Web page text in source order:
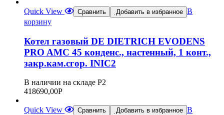
Quick View Сравнить Добавить в избранное В
корзину
Котел газовый DE DIETRICH EVODENS
PRO AMC 45 конденс., настенный, 1 конт.,
закр.кам.сгор. INIC2
В наличии на складе Р2
418690,00Р
Quick View Сравнить Добавить в избранное В